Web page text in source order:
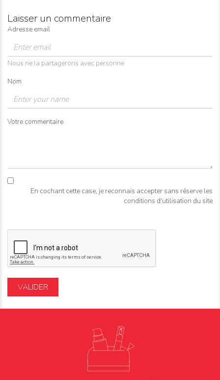
Laisser un commentaire
Adresse email
Nous ne la partagerons avec personne
Nom
Votre commentaire
En cochant cette case, je reconnais accepter sans réserve les
conditions d'utilisation du site
VALIDER